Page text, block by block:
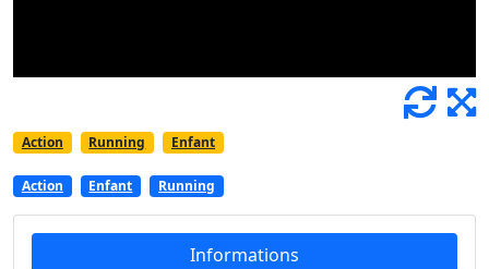
Action Running Enfant
Action Enfant Running
Informations